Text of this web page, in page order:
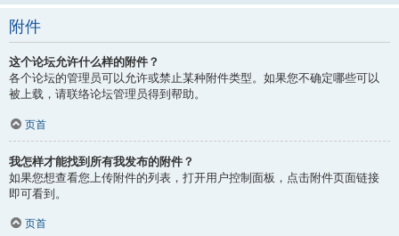
附件
这个论坛允许什么样的附件？
各个论坛的管理员可以允许或禁止某种附件类型。如果您不确定哪些可以
被上载，请联络论坛管理员得到帮助。
页首
我怎样才能找到所有我发布的附件？
如果您想查看您上传附件的列表，打开用户控制面板，点击附件页面链接
即可看到。
页首